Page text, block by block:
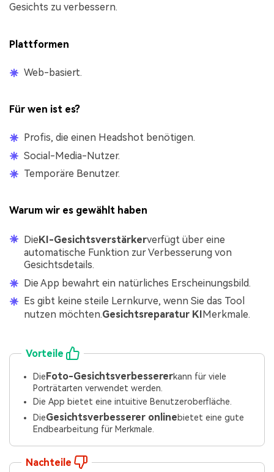
Gesichts zu verbessern.
Plattformen
Web-basiert.
Für wen ist es?
Profis, die einen Headshot benötigen.
Social-Media-Nutzer.
Temporäre Benutzer.
Warum wir es gewählt haben
Die KI-Gesichtsverstärkerverfügt über eine
automatische Funktion zur Verbesserung von
Gesichtsdetails.
Die App bewahrt ein natürliches Erscheinungsbild.
Es gibt keine steile Lernkurve, wenn Sie das Tool
nutzen möchten.Gesichtsreparatur KI Merkmale.
Vorteile
DieFoto-Gesichtsverbessererkann für viele
Porträtarten verwendet werden.
Die App bietet eine intuitive Benutzeroberfläche.
DieGesichtsverbesserer onlinebietet eine gute
Endbearbeitung für Merkmale.
Nachteile